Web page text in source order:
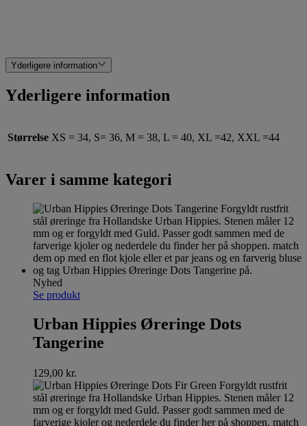
Yderligere information
Yderligere information
Størrelse XS = 34, S= 36, M = 38, L = 40, XL =42, XXL =44
Varer i samme kategori
Nyhed
Se produkt
Urban Hippies Øreringe Dots
Tangerine
129,00 kr.